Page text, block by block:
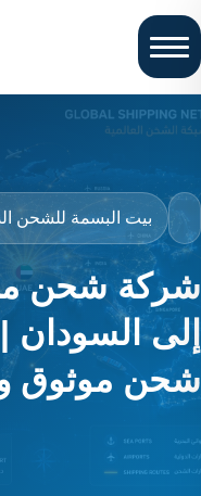
بيت البسمة للشحن
شركة شحن
شحن موثوق